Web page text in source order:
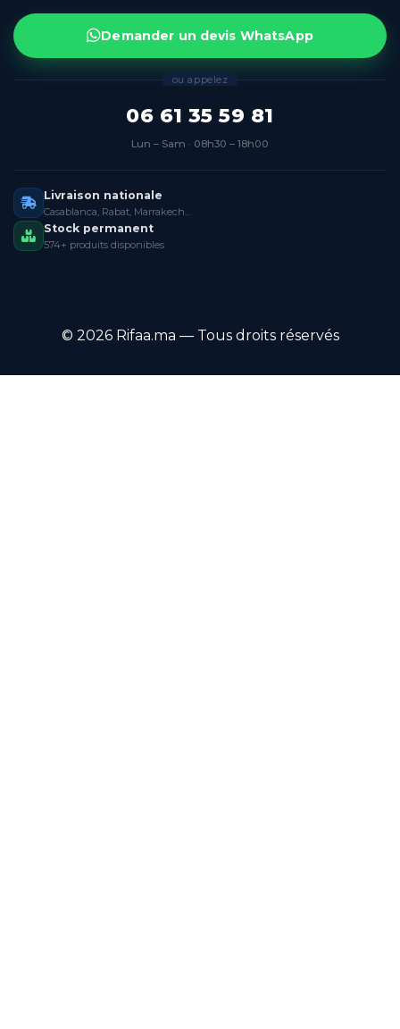
Demander un devis WhatsApp
ou appelez
06 61 35 59 81
Lun – Sam · 08h30 – 18h00
Livraison nationale
Casablanca, Rabat, Marrakech…
Stock permanent
574+ produits disponibles
© 2026 Rifaa.ma — Tous droits réservés